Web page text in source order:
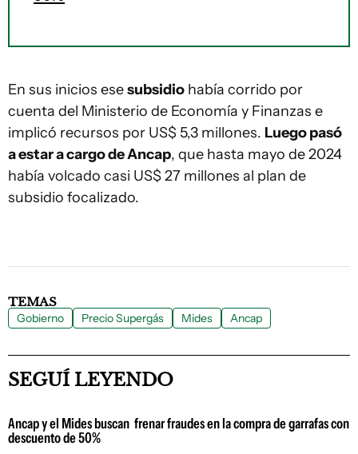
En sus inicios esesubsidio había corrido por
cuenta del Ministerio de Economía y Finanzas e
implicó recursos por US$ 5,3 millones. Luego pasó
a estar a cargo de Ancap, que hasta mayo de 2024
había volcado casi US$ 27 millones al plan de
subsidio focalizado.
TEMAS
Gobierno Precio Supergás Mides Ancap
SEGUÍ LEYENDO
Ancap y el Mides buscan frenar fraudes en la compra de garrafas con
descuento de 50%